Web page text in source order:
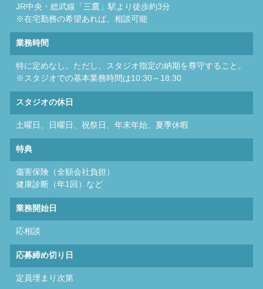
JR中央・総武線「三鷹」駅より徒歩約3分
※在宅勤務の希望あれば、相談可能
業務時間
特に定めなし。ただし、スタジオ指定の納期を尊守すること。
※スタジオでの基本業務時間は10:30～18:30
スタジオの休日
土曜日、日曜日、祝祭日、年末年始、夏季休暇
特典
傷害保険（全額会社負担）
健康診断（年1回）など
業務開始日
応相談
応募締め切り日
定員埋まり次第